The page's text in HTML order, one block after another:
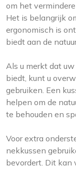
om het
Het is belangrijk
ergonomisch is
biedt aan de
Als u merkt dat
biedt, kunt u
gebruiken. Een
helpen om de
te behouden en
Voor extra
nekkussen
bevordert. Dit kan